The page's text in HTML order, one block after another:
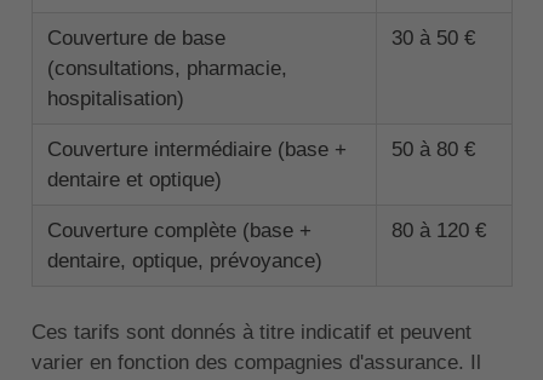
Couverture de base
(consultations, pharmacie,
hospitalisation)
30 à 50 €
Couverture intermédiaire (base +
dentaire et optique)
50 à 80 €
Couverture complète (base +
dentaire, optique, prévoyance)
80 à 120 €
Ces tarifs sont donnés à titre indicatif et peuvent
varier en fonction des compagnies d'assurance. Il